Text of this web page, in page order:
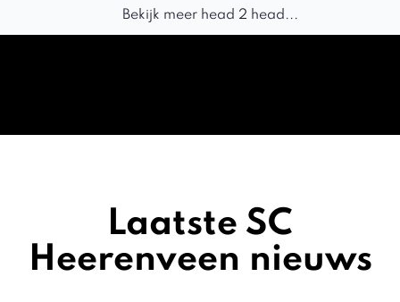
Bekijk meer head 2 head...
Laatste SC
Heerenveen nieuws